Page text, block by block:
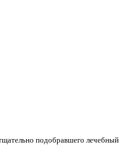
подобравшего